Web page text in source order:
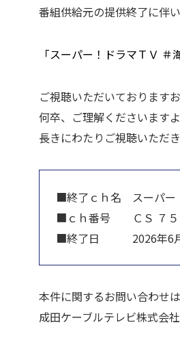
番組供給元の提供終了に伴
「スーパー！ドラマＴＶ
ご視聴いただいております
何卒、ご理解くださいます
長きにわたりご視聴いただ
■終了ｃｈ名 スーパー
■ｃｈ番号 ＣＳ ７５
■終了日 2026年6月
本件に関するお問い合わせは
成田ケーブルテレビ株式